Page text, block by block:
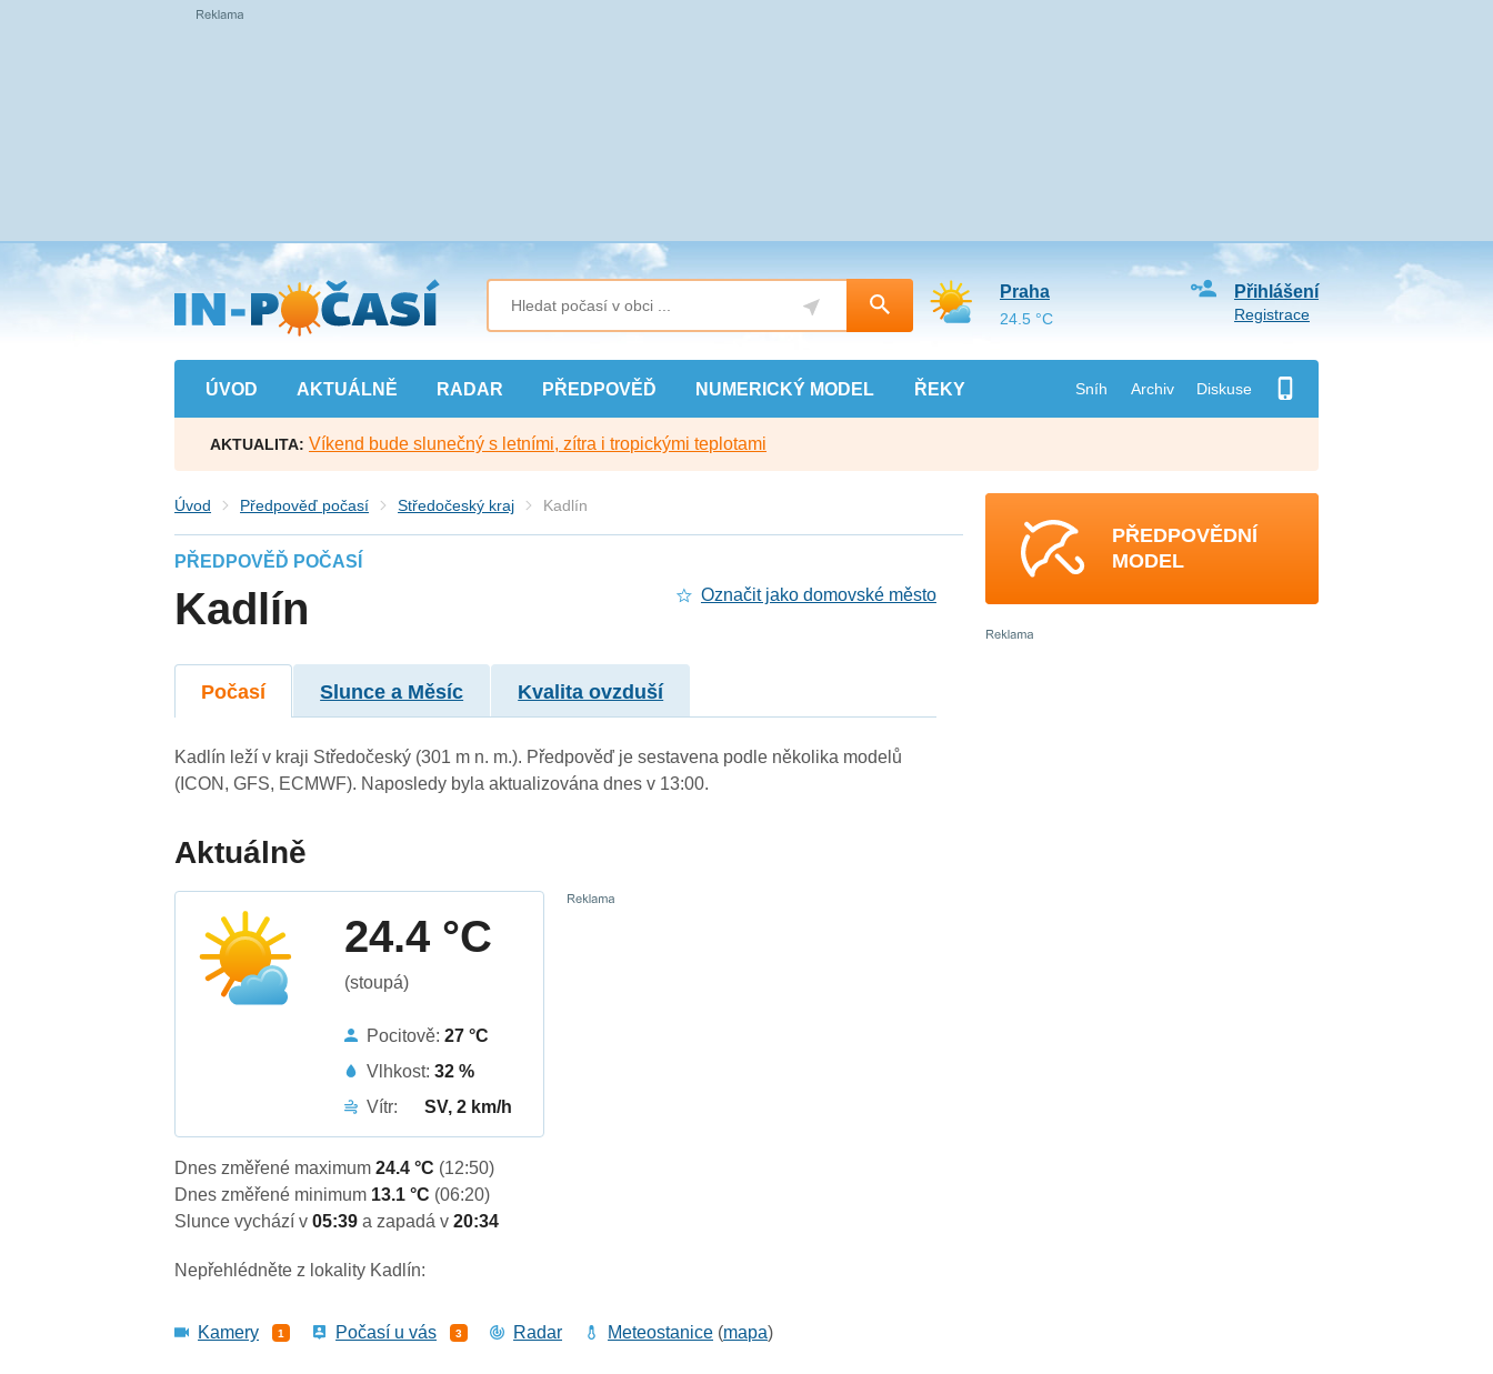
Přejít
na
hlavní
obsah
ÚVOD AKTUÁLNĚ RADAR PŘEDPOVĚĎ NUMERICKÝ MODEL ŘEKY Sníh Archiv Diskuse
Přihlášení
Registrace
Praha
24.5 °C
AKTUALITA: Víkend bude slunečný s letními, zítra i tropickými teplotami
Úvod Předpověď počasí Středočeský kraj Kadlín
PŘEDPOVĚĎ POČASÍ
Kadlín Označit jako domovské město
Počasí Slunce a Měsíc Kvalita ovzduší
Kadlín leží v kraji Středočeský (301 m n. m.). Předpověď je sestavena podle několika modelů
(ICON, GFS, ECMWF). Naposledy byla aktualizována dnes v 13:00.
Aktuálně
24.4 °C
(stoupá)
Pocitově:27 °C
Vlhkost:32 %
Vítr:
SV, 2 km/h
Dnes změřené maximum24.4 °C (12:50)
Dnes změřené minimum 13.1 °C (06:20)
Slunce vychází v05:39a zapadá v20:34
Nepřehlédněte z lokality Kadlín:
Kamery 1 Počasí u vás 3 Radar Meteostanice (mapa)
PŘEDPOVĚDNÍ
MODEL